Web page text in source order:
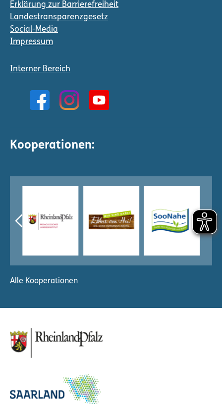
Erklärung zur Barrierefreiheit
Landestransparenzgesetz
Social-Media
Impressum
Interner Bereich
Kooperationen:
Alle Kooperationen